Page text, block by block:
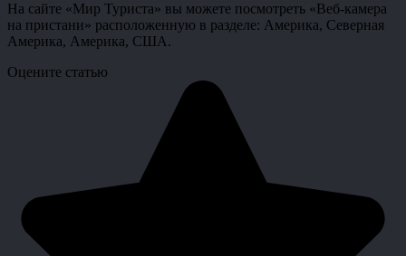
На сайте «Мир Туриста» вы можете посмотреть «Веб-камера
на пристани» расположенную в разделе: Америка, Северная
Америка, Америка, США.
Оцените статью